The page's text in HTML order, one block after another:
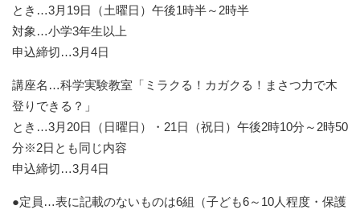
とき…3月19日（土曜日）午後1時半～2時半
対象…小学3年生以上
申込締切…3月4日
講座名…科学実験教室「ミラクる！カガクる！まさつ力で木
登りできる？」
とき…3月20日（日曜日）・21日（祝日）午後2時10分～2時50
分※2日とも同じ内容
申込締切…3月4日
●定員…表に記載のないものは6組（子ども6～10人程度・保護